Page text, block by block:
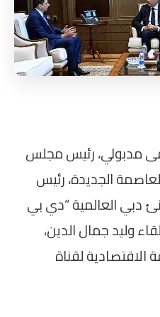
مدبولي، رئيس مجلس
الجديدة، رئيس
دبي العالمية “دي بي
وليد جمال الدين،
الاقتصادية لقناة